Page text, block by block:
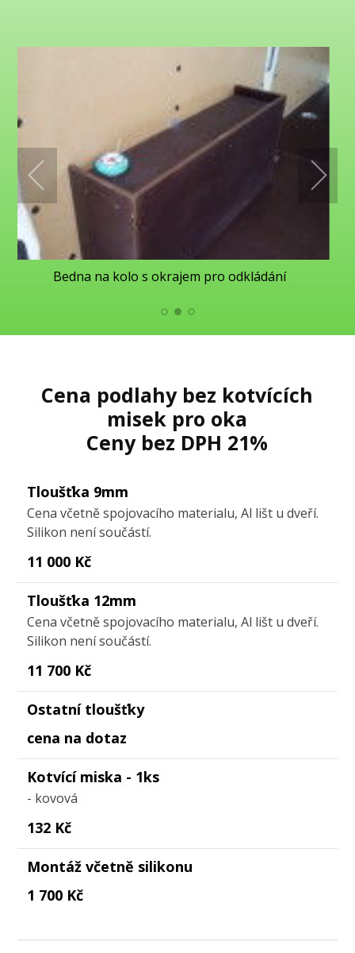
Bedna na kolo s okrajem pro odkládání
Cena podlahy bez kotvících
misek pro oka
Ceny bez DPH 21%
Tloušťka 9mm
Cena včetně spojovacího materialu, Al lišt u dveří.
Silikon není součástí.
11 000 Kč
Tloušťka 12mm
Cena včetně spojovacího materialu, Al lišt u dveří.
Silikon není součástí.
11 700 Kč
Ostatní tloušťky
cena na dotaz
Kotvící miska - 1ks
- kovová
132 Kč
Montáž včetně silikonu
1 700 Kč